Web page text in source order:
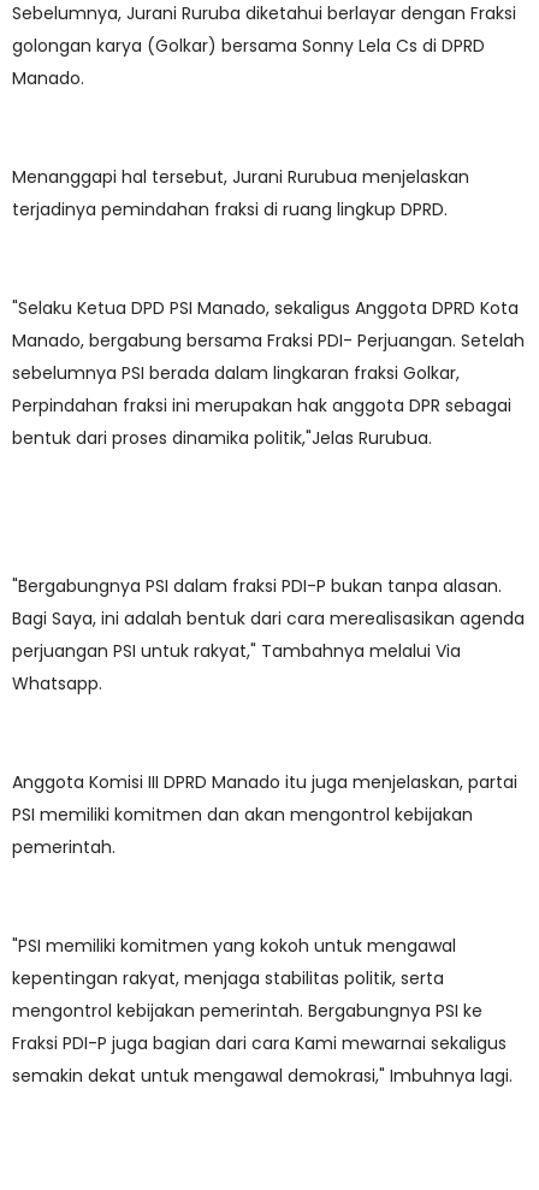
Sebelumnya, Jurani Ruruba diketahui berlayar dengan Fraksi
golongan karya (Golkar) bersama Sonny Lela Cs di DPRD
Manado.
Menanggapi hal tersebut, Jurani Rurubua menjelaskan
terjadinya pemindahan fraksi di ruang lingkup DPRD.
"Selaku Ketua DPD PSI Manado, sekaligus Anggota DPRD Kota
Manado, bergabung bersama Fraksi PDI- Perjuangan. Setelah
sebelumnya PSI berada dalam lingkaran fraksi Golkar,
Perpindahan fraksi ini merupakan hak anggota DPR sebagai
bentuk dari proses dinamika politik,"Jelas Rurubua.
"Bergabungnya PSI dalam fraksi PDI-P bukan tanpa alasan.
Bagi Saya, ini adalah bentuk dari cara merealisasikan agenda
perjuangan PSI untuk rakyat," Tambahnya melalui Via
Whatsapp.
Anggota Komisi III DPRD Manado itu juga menjelaskan, partai
PSI memiliki komitmen dan akan mengontrol kebijakan
pemerintah.
"PSI memiliki komitmen yang kokoh untuk mengawal
kepentingan rakyat, menjaga stabilitas politik, serta
mengontrol kebijakan pemerintah. Bergabungnya PSI ke
Fraksi PDI-P juga bagian dari cara Kami mewarnai sekaligus
semakin dekat untuk mengawal demokrasi," Imbuhnya lagi.